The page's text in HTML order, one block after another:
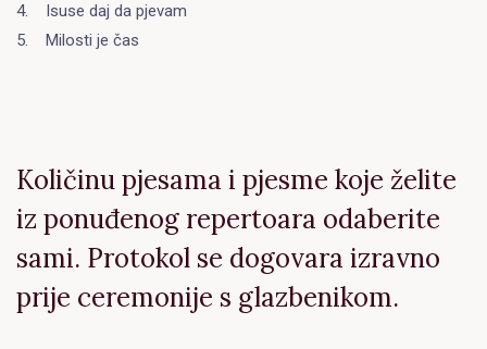
4. Isuse daj da pjevam
5. Milosti je čas
Količinu pjesama i pjesme koje želite
iz ponuđenog repertoara odaberite
sami. Protokol se dogovara izravno
prije ceremonije s glazbenikom.